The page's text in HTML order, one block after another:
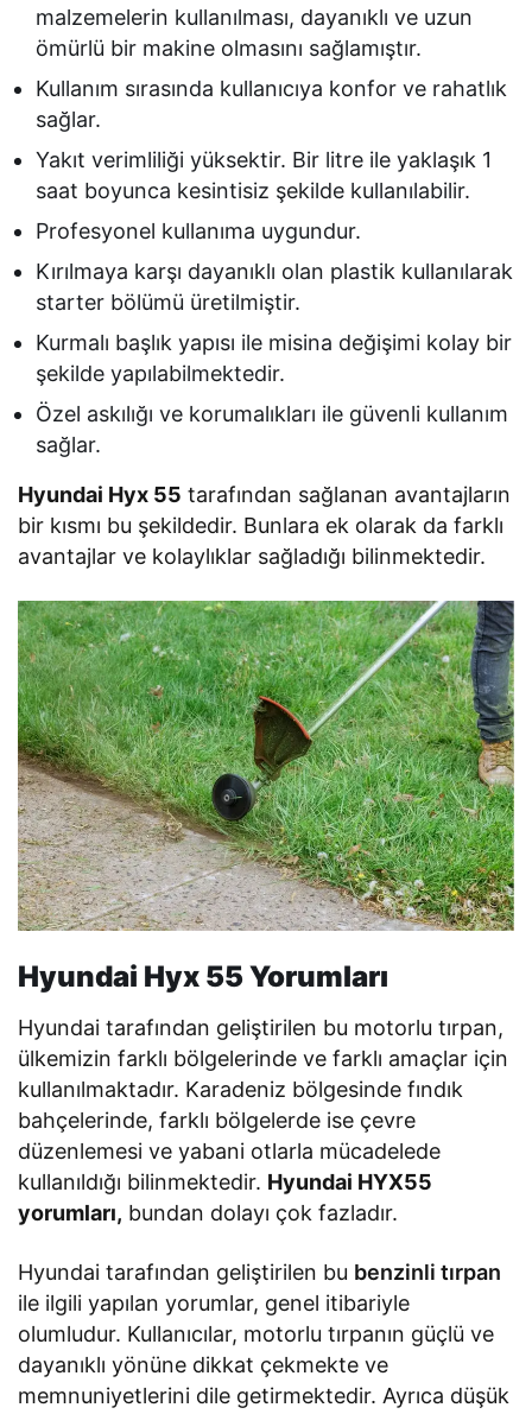
malzemelerin kullanılması, dayanıklı ve uzun
ömürlü bir makine olmasını sağlamıştır.
Kullanım sırasında kullanıcıya konfor ve rahatlık
sağlar.
Yakıt verimliliği yüksektir. Bir litre ile yaklaşık 1
saat boyunca kesintisiz şekilde kullanılabilir.
Profesyonel kullanıma uygundur.
Kırılmaya karşı dayanıklı olan plastik kullanılarak
starter bölümü üretilmiştir.
Kurmalı başlık yapısı ile misina değişimi kolay bir
şekilde yapılabilmektedir.
Özel askılığı ve korumalıkları ile güvenli kullanım
sağlar.
Hyundai Hyx 55 tarafından sağlanan avantajların
bir kısmı bu şekildedir. Bunlara ek olarak da farklı
avantajlar ve kolaylıklar sağladığı bilinmektedir.
Hyundai Hyx 55 Yorumları
Hyundai tarafından geliştirilen bu motorlu tırpan,
ülkemizin farklı bölgelerinde ve farklı amaçlar için
kullanılmaktadır. Karadeniz bölgesinde fındık
bahçelerinde, farklı bölgelerde ise çevre
düzenlemesi ve yabani otlarla mücadelede
kullanıldığı bilinmektedir. Hyundai HYX55
yorumları, bundan dolayı çok fazladır.
Hyundai tarafından geliştirilen bu benzinli tırpan
ile ilgili yapılan yorumlar, genel itibariyle
olumludur. Kullanıcılar, motorlu tırpanın güçlü ve
dayanıklı yönüne dikkat çekmekte ve
memnuniyetlerini dile getirmektedir. Ayrıca düşük